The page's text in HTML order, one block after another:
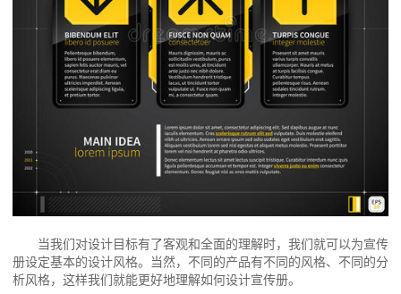
当我们对设计目标有了客观和全面的理解时，我们就可以为宣传
册设定基本的设计风格。当然，不同的产品有不同的风格、不同的分
析风格，这样我们就能更好地理解如何设计宣传册。